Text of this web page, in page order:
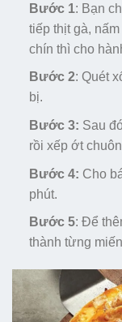
Bước 1: Bạn
tiếp thịt gà,
chín thì cho
Bước 2: Quét
bị.
Bước 3: Sau
rồi xếp ớt
Bước 4: Cho
phút.
Bước 5: Để
thành từng